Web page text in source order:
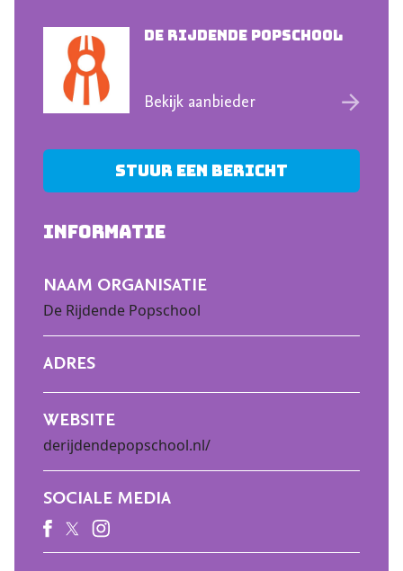
De Rijdende Popschool
Bekijk aanbieder
Stuur een bericht
INFORMATIE
NAAM ORGANISATIE
De Rijdende Popschool
ADRES
WEBSITE
derijdendepopschool.nl/
SOCIALE MEDIA